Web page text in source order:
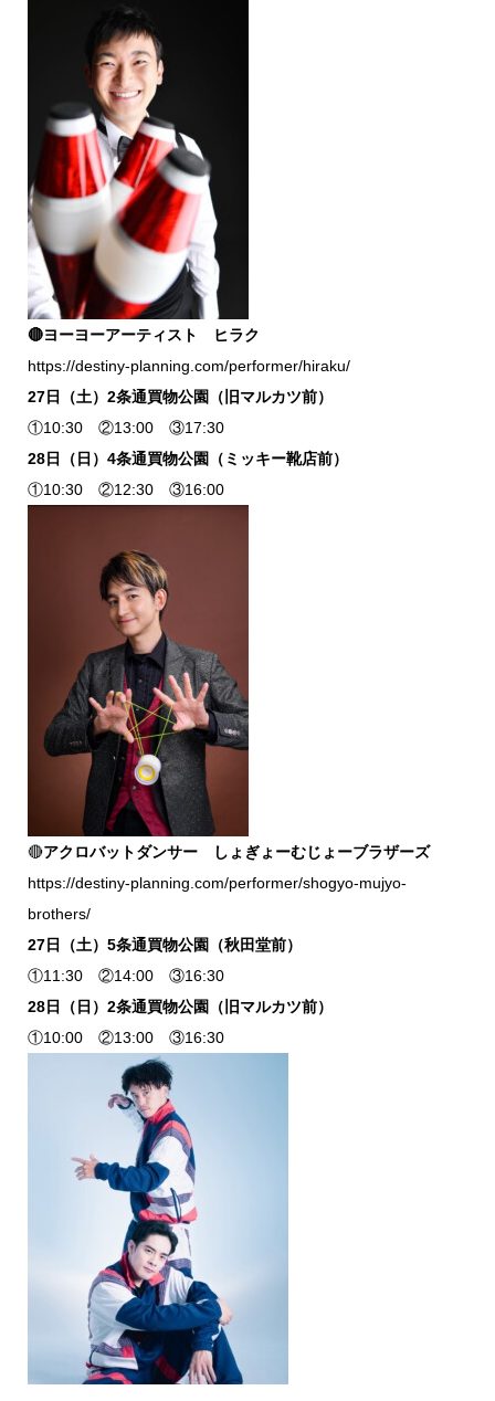
🔴ヨーヨーアーティスト ヒラク
https://destiny-planning.com/performer/hiraku/
27日（土）2条通買物公園（旧マルカツ前）
①10:30 ②13:00 ③17:30
28日（日）4条通買物公園（ミッキー靴店前）
①10:30 ②12:30 ③16:00
🔴アクロバットダンサー しょぎょーむじょーブラザーズ
https://destiny-planning.com/performer/shogyo-mujyo-
brothers/
27日（土）5条通買物公園（秋田堂前）
①11:30 ②14:00 ③16:30
28日（日）2条通買物公園（旧マルカツ前）
①10:00 ②13:00 ③16:30